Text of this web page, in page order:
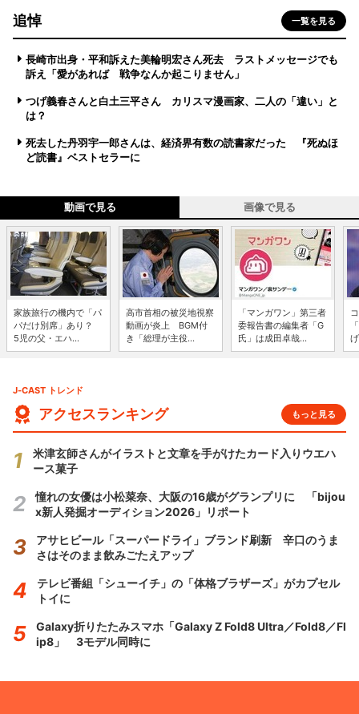
追悼 一覧を見る
長崎市出身・平和訴えた美輪明宏さん死去 ラストメッセージでも
訴え「愛があれば 戦争なんか起こりません」
つげ義春さんと白土三平さん カリスマ漫画家、二人の「違い」と
は？
死去した丹羽宇一郎さんは、経済界有数の読書家だった 『死ぬほ
ど読書』ベストセラーに
動画で見る 画像で見る
家族旅行の機内で「パ
パだけ別席」あり？
5児の父・エハ...
高市首相の被災地視察
動画が炎上 BGM付
き「総理が主役...
「マンガワン」第三者
委報告書の編集者「G
氏」は成田卓哉...
J-CAST トレンド
アクセスランキング もっと見る
米津玄師さんがイラストと文章を手がけたカード入りウエハ
ース菓子
憧れの女優は小松菜奈、大阪の16歳がグランプリに 「bijou
x新人発掘オーディション2026」リポート
アサヒビール「スーパードライ」ブランド刷新 辛口のうま
さはそのまま飲みごたえアップ
テレビ番組「シューイチ」の「体格ブラザーズ」がカプセル
トイに
Galaxy折りたたみスマホ「Galaxy Z Fold8 Ultra／Fold8／Fl
ip8」 3モデル同時に